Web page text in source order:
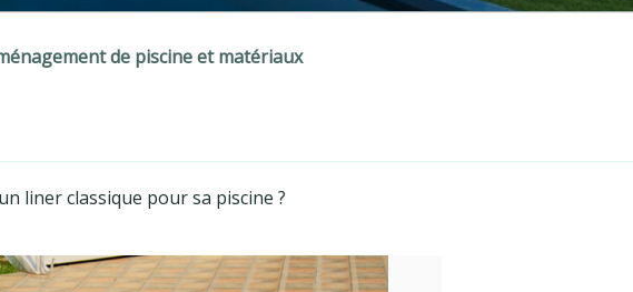
de piscine et matériaux
liner classique pour sa piscine ?